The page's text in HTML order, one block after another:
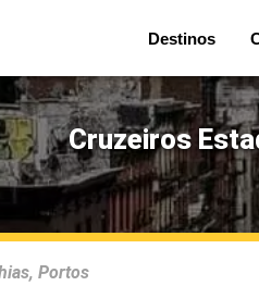
Destinos
Cruzeiros